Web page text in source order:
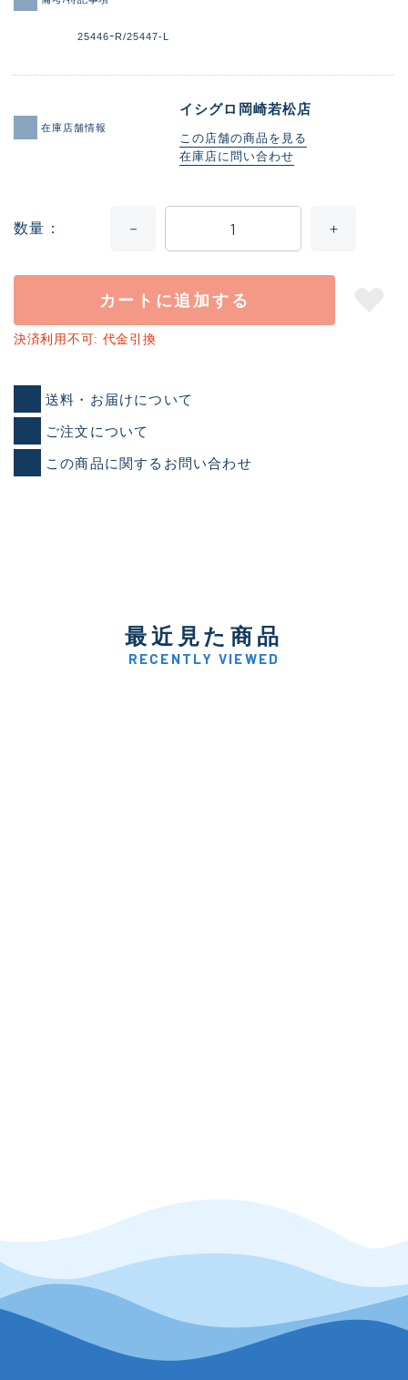
25446ｰR/25447-L
在庫店舗情報
イシグロ岡崎若松店
この店舗の商品を見る
在庫店に問い合わせ
数量
カートに追加する
決済利用不可: 代金引換
送料・お届けについて
ご注文について
この商品に関するお問い合わせ
最近見た商品
RECENTLY VIEWED